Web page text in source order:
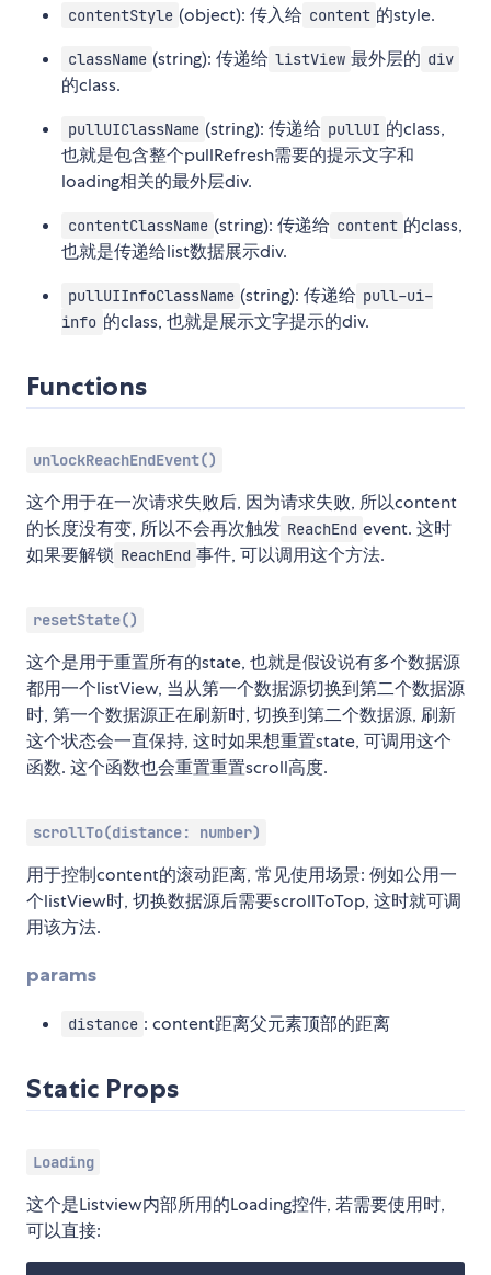
contentStyle (object): 传入给 content 的style.
className (string): 传递给 listView 最外层的 div
的class.
pullUIClassName (string): 传递给 pullUI 的class,
也就是包含整个pullRefresh需要的提示文字和
loading相关的最外层div.
contentClassName (string): 传递给 content 的class,
也就是传递给list数据展示div.
pullUIInfoClassName (string): 传递给 pull-ui-
info 的class, 也就是展示文字提示的div.
Functions
unlockReachEndEvent()
这个用于在一次请求失败后, 因为请求失败, 所以content
的长度没有变, 所以不会再次触发 ReachEnd event. 这时
如果要解锁 ReachEnd 事件, 可以调用这个方法.
resetState()
这个是用于重置所有的state, 也就是假设说有多个数据源
都用一个listView, 当从第一个数据源切换到第二个数据源
时, 第一个数据源正在刷新时, 切换到第二个数据源, 刷新
这个状态会一直保持, 这时如果想重置state, 可调用这个
函数. 这个函数也会重置重置scroll高度.
scrollTo(distance: number)
用于控制content的滚动距离, 常见使用场景: 例如公用一
个listView时, 切换数据源后需要scrollToTop, 这时就可调
用该方法.
params
distance : content距离父元素顶部的距离
Static Props
Loading
这个是Listview内部所用的Loading控件, 若需要使用时,
可以直接: